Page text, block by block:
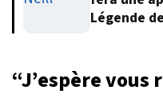
Légende
“J’espère